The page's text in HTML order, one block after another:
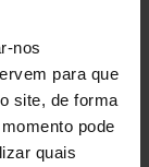
nos
para que
site, de forma
pode
quais